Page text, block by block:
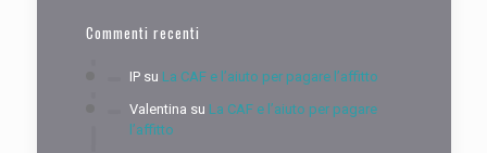
Commenti recenti
IPsu La CAF e l’aiuto per pagare l’affitto
Valentina su La CAF e l’aiuto per pagare
l’affitto